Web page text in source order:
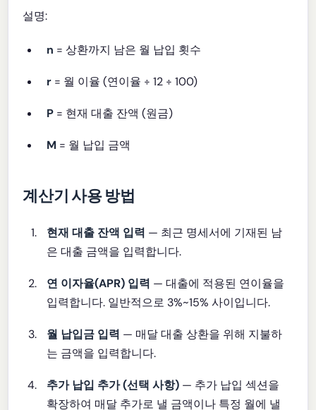
설명:
n = 상환까지 남은 월 납입 횟수
r = 월 이율 (연이율 ÷ 12 ÷ 100)
P = 현재 대출 잔액 (원금)
M = 월 납입 금액
계산기 사용 방법
현재 대출 잔액 입력 — 최근 명세서에 기재된 남
은 대출 금액을 입력합니다.
연 이자율(APR) 입력 — 대출에 적용된 연이율을
입력합니다. 일반적으로 3%~15% 사이입니다.
월 납입금 입력 — 매달 대출 상환을 위해 지불하
는 금액을 입력합니다.
추가 납입 추가 (선택 사항) — 추가 납입 섹션을
확장하여 매달 추가로 낼 금액이나 특정 월에 낼